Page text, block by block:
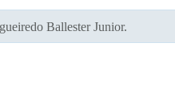
Ballester Junior.